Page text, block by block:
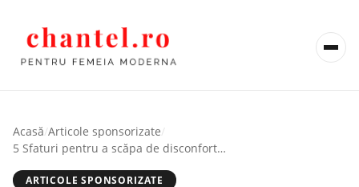
Acasă/Articole sponsorizate/
5 Sfaturi pentru a scăpa de disconfort la menstruație în timpul verii
ARTICOLE SPONSORIZATE